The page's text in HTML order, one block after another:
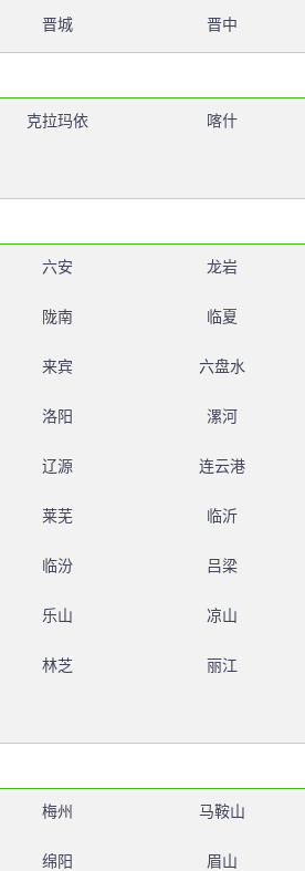
晋城 晋中
克拉玛依 喀什
六安 龙岩
陇南 临夏
来宾 六盘水
洛阳 漯河
辽源 连云港
莱芜 临沂
临汾 吕梁
乐山 凉山
林芝 丽江
梅州 马鞍山
绵阳 眉山